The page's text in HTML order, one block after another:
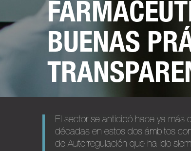
BUENAS
El sector se anticipó hace ya más
décadas en estos dos ámbitos
de Autorregulación que ha ido